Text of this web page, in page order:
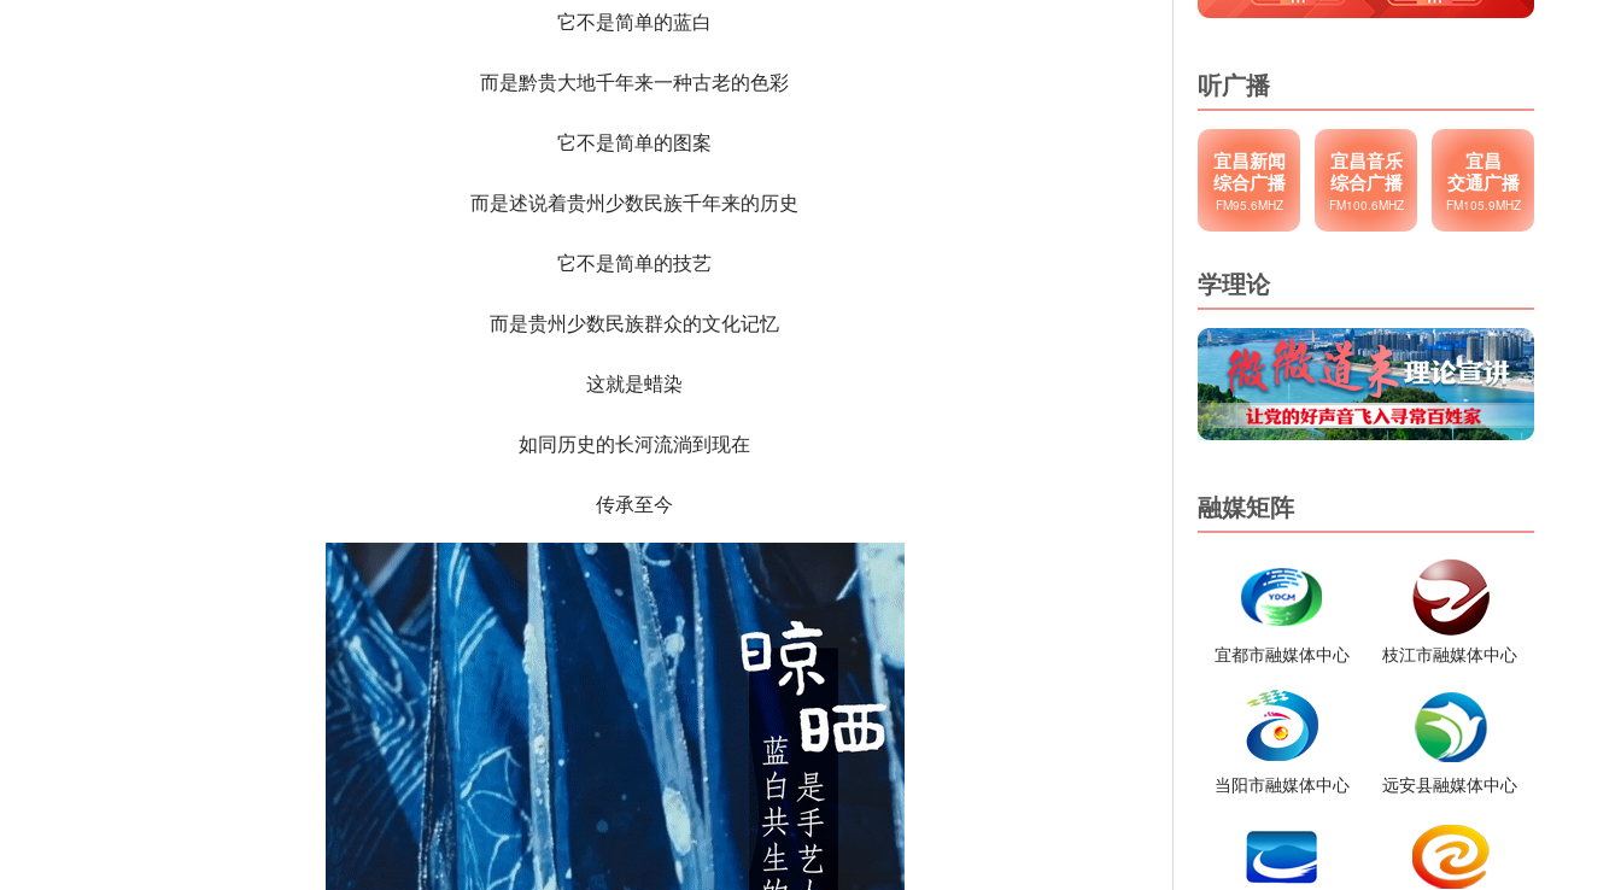
它不是简单的蓝白
而是黔贵大地千年来一种古老的色彩
它不是简单的图案
而是述说着贵州少数民族千年来的历史
它不是简单的技艺
而是贵州少数民族群众的文化记忆
这就是蜡染
如同历史的长河流淌到现在
传承至今
听广播
宜昌新闻
综合广播
FM95.6MHZ
宜昌音乐
综合广播
FM100.6MHZ
宜昌
交通广播
FM105.9MHZ
学理论
融媒矩阵
宜都市融媒体中心 枝江市融媒体中心
当阳市融媒体中心 远安县融媒体中心